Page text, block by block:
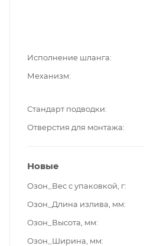
Исполнение шланга
Механизм
Стандарт подводки
Отверстия для монтажа
Новые
Озон_Вес с упаковкой, г
Озон_Длина излива, мм
Озон_Высота, мм
Озон_Ширина, мм